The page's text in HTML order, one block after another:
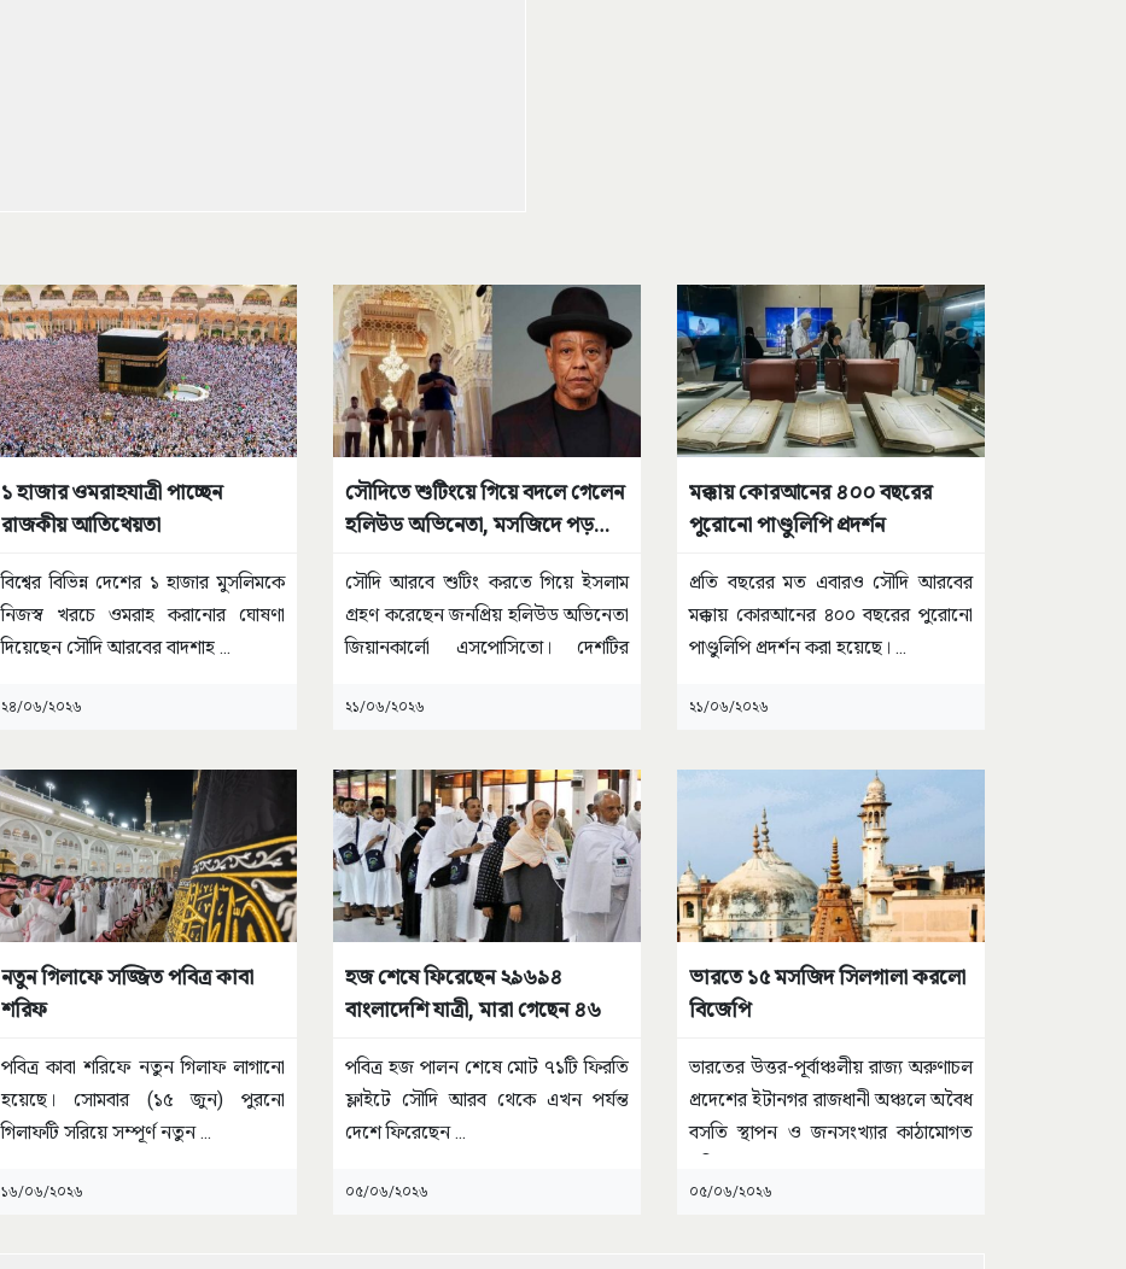
১ হাজার ওমরাহযাত্রী পাচ্ছেন
রাজকীয় আতিথেয়তা
বিশ্বের বিভিন্ন দেশের ১ হাজার মুসলিমকে
নিজস্ব খরচে ওমরাহ করানোর ঘোষণা
দিয়েছেন সৌদি আরবের বাদশাহ ...
২৪/০৬/২০২৬
সৌদিতে শুটিংয়ে গিয়ে বদলে গেলেন
হলিউড অভিনেতা, মসজিদে পড়লেন
সৌদি আরবে শুটিং করতে গিয়ে ইসলাম
গ্রহণ করেছেন জনপ্রিয় হলিউড অভিনেতা
জিয়ানকার্লো এসপোসিতো। দেশটির
২১/০৬/২০২৬
মক্কায় কোরআনের ৪০০ বছরের
পুরোনো পাণ্ডুলিপি প্রদর্শন
প্রতি বছরের মত এবারও সৌদি আরবের
মক্কায় কোরআনের ৪০০ বছরের পুরোনো
পাণ্ডুলিপি প্রদর্শন করা হয়েছে। ...
২১/০৬/২০২৬
নতুন গিলাফে সজ্জিত পবিত্র কাবা
শরিফ
পবিত্র কাবা শরিফে নতুন গিলাফ লাগানো
হয়েছে। সোমবার (১৫ জুন) পুরনো
গিলাফটি সরিয়ে সম্পূর্ণ নতুন ...
১৬/০৬/২০২৬
হজ শেষে ফিরেছেন ২৯৬৯৪
বাংলাদেশি যাত্রী, মারা গেছেন ৪৬
পবিত্র হজ পালন শেষে মোট ৭১টি ফিরতি
ফ্লাইটে সৌদি আরব থেকে এখন পর্যন্ত
দেশে ফিরেছেন ...
০৫/০৬/২০২৬
ভারতে ১৫ মসজিদ সিলগালা করলো
বিজেপি
ভারতের উত্তর-পূর্বাঞ্চলীয় রাজ্য অরুণাচল
প্রদেশের ইটানগর রাজধানী অঞ্চলে অবৈধ
বসতি স্থাপন ও জনসংখ্যার কাঠামোগত
০৫/০৬/২০২৬